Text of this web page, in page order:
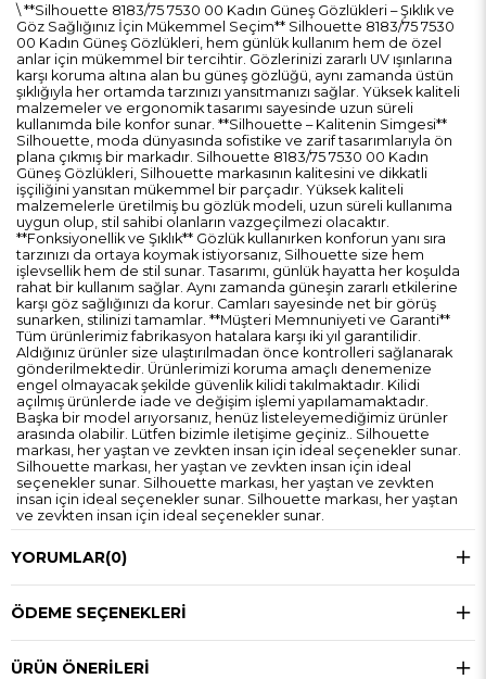
\ **Silhouette 8183/75 7530 00 Kadın Güneş Gözlükleri – Şıklık ve
Göz Sağlığınız İçin Mükemmel Seçim** Silhouette 8183/75 7530
00 Kadın Güneş Gözlükleri, hem günlük kullanım hem de özel
anlar için mükemmel bir tercihtir. Gözlerinizi zararlı UV ışınlarına
karşı koruma altına alan bu güneş gözlüğü, aynı zamanda üstün
şıklığıyla her ortamda tarzınızı yansıtmanızı sağlar. Yüksek kaliteli
malzemeler ve ergonomik tasarımı sayesinde uzun süreli
kullanımda bile konfor sunar. **Silhouette – Kalitenin Simgesi**
Silhouette, moda dünyasında sofistike ve zarif tasarımlarıyla ön
plana çıkmış bir markadır. Silhouette 8183/75 7530 00 Kadın
Güneş Gözlükleri, Silhouette markasının kalitesini ve dikkatli
işçiliğini yansıtan mükemmel bir parçadır. Yüksek kaliteli
malzemelerle üretilmiş bu gözlük modeli, uzun süreli kullanıma
uygun olup, stil sahibi olanların vazgeçilmezi olacaktır.
**Fonksiyonellik ve Şıklık** Gözlük kullanırken konforun yanı sıra
tarzınızı da ortaya koymak istiyorsanız, Silhouette size hem
işlevsellik hem de stil sunar. Tasarımı, günlük hayatta her koşulda
rahat bir kullanım sağlar. Aynı zamanda güneşin zararlı etkilerine
karşı göz sağlığınızı da korur. Camları sayesinde net bir görüş
sunarken, stilinizi tamamlar. **Müşteri Memnuniyeti ve Garanti**
Tüm ürünlerimiz fabrikasyon hatalara karşı iki yıl garantilidir.
Aldığınız ürünler size ulaştırılmadan önce kontrolleri sağlanarak
gönderilmektedir. Ürünlerimizi koruma amaçlı denemenize
engel olmayacak şekilde güvenlik kilidi takılmaktadır. Kilidi
açılmış ürünlerde iade ve değişim işlemi yapılamamaktadır.
Başka bir model arıyorsanız, henüz listeleyemediğimiz ürünler
arasında olabilir. Lütfen bizimle iletişime geçiniz.. Silhouette
markası, her yaştan ve zevkten insan için ideal seçenekler sunar.
Silhouette markası, her yaştan ve zevkten insan için ideal
seçenekler sunar. Silhouette markası, her yaştan ve zevkten
insan için ideal seçenekler sunar. Silhouette markası, her yaştan
ve zevkten insan için ideal seçenekler sunar.
YORUMLAR(0)
ÖDEME SEÇENEKLERI
ÜRÜN ÖNERILERI